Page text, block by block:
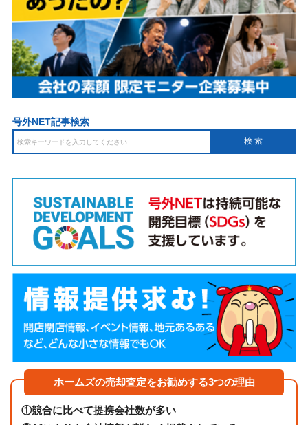
号外NET記事検索
ホームズの売却査定をお勧めする3つの理由
①競合に比べて提携会社数が多い